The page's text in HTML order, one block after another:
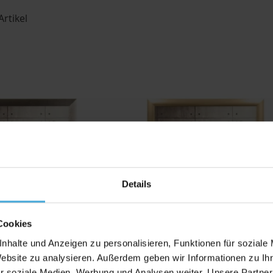
Details
und Anzeigen zu personalisieren, Funktionen für soziale
zu analysieren. Außerdem geben wir Informationen zu
Juna S-
gebürstet
Aluminium-Bilderrahmen Juna
002 in gold matt gebürstet